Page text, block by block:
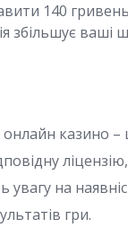
140
збільшує
онлайн казино
увагу на
гри.